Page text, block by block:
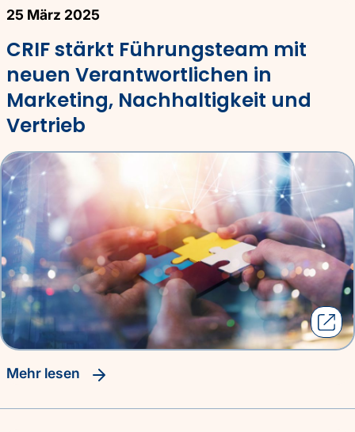
25 März 2025
CRIF stärkt Führungsteam mit
neuen Verantwortlichen in
Marketing, Nachhaltigkeit und
Vertrieb
Mehr lesen